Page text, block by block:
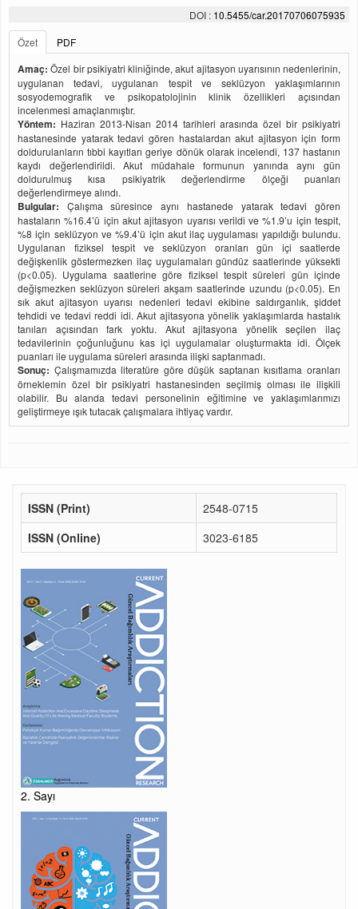
DOI : 10.5455/car.20170706075935
Özet
PDF
Amaç: Özel bir psikiyatri kliniğinde, akut ajitasyon uyarısının nedenlerinin,
uygulanan tedavi, uygulanan tespit ve seklüzyon yaklaşımlarının
sosyodemografik ve psikopatolojinin klinik özellikleri açısından
incelenmesi amaçlanmıştır.
Yöntem: Haziran 2013-Nisan 2014 tarihleri arasında özel bir psikiyatri
hastanesinde yatarak tedavi gören hastalardan akut ajitasyon için form
doldurulanların tıbbi kayıtları geriye dönük olarak incelendi, 137 hastanın
kaydı değerlendirildi. Akut müdahale formunun yanında aynı gün
doldurulmuş kısa psikiyatrik değerlendirme ölçeği puanları
değerlendirmeye alındı.
Bulgular: Çalışma süresince aynı hastanede yatarak tedavi gören
hastaların %16.4’ü için akut ajitasyon uyarısı verildi ve %1.9’u için tespit,
%8 için seklüzyon ve %9.4’ü için akut ilaç uygulaması yapıldığı bulundu.
Uygulanan fiziksel tespit ve seklüzyon oranları gün içi saatlerde
değişkenlik göstermezken ilaç uygulamaları gündüz saatlerinde yüksekti
(p<0.05). Uygulama saatlerine göre fiziksel tespit süreleri gün içinde
değişmezken seklüzyon süreleri akşam saatlerinde uzundu (p<0.05). En
sık akut ajitasyon uyarısı nedenleri tedavi ekibine saldırganlık, şiddet
tehdidi ve tedavi reddi idi. Akut ajitasyona yönelik yaklaşımlarda hastalık
tanıları açısından fark yoktu. Akut ajitasyona yönelik seçilen ilaç
tedavilerinin çoğunluğunu kas içi uygulamalar oluşturmakta idi. Ölçek
puanları ile uygulama süreleri arasında ilişki saptanmadı.
Sonuç: Çalışmamızda literatüre göre düşük saptanan kısıtlama oranları
örneklemin özel bir psikiyatri hastanesinden seçilmiş olması ile ilişkili
olabilir. Bu alanda tedavi personelinin eğitimine ve yaklaşımlarımızı
geliştirmeye ışık tutacak çalışmalara ihtiyaç vardır.
ISSN (Print)
2548-0715
ISSN (Online)
3023-6185
2. Sayı